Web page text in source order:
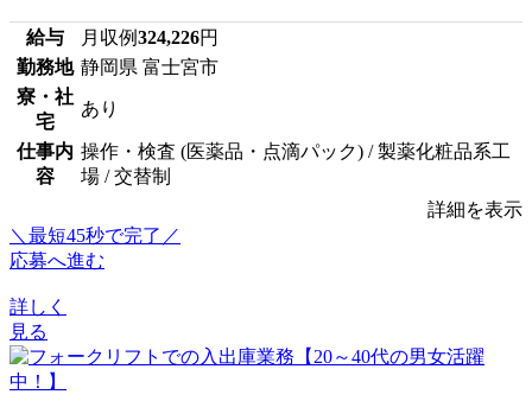
給与 月収例324,226円
勤務地 静岡県 富士宮市
寮・社
宅
あり
仕事内
容
操作・検査 (医薬品・点滴パック) / 製薬化粧品系工
場 / 交替制
詳細を表示
＼最短45秒で完了／
応募へ進む
詳しく
見る